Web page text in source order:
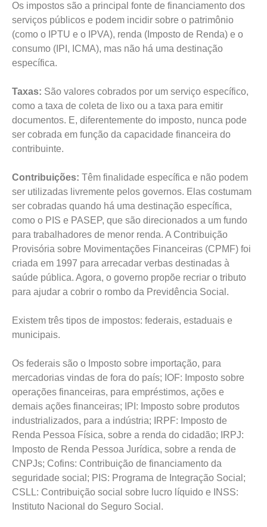
Os impostos são a principal fonte de financiamento dos
serviços públicos e podem incidir sobre o patrimônio
(como o IPTU e o IPVA), renda (Imposto de Renda) e o
consumo (IPI, ICMA), mas não há uma destinação
específica.
Taxas: São valores cobrados por um serviço específico,
como a taxa de coleta de lixo ou a taxa para emitir
documentos. E, diferentemente do imposto, nunca pode
ser cobrada em função da capacidade financeira do
contribuinte.
Contribuições: Têm finalidade específica e não podem
ser utilizadas livremente pelos governos. Elas costumam
ser cobradas quando há uma destinação específica,
como o PIS e PASEP, que são direcionados a um fundo
para trabalhadores de menor renda. A Contribuição
Provisória sobre Movimentações Financeiras (CPMF) foi
criada em 1997 para arrecadar verbas destinadas à
saúde pública. Agora, o governo propõe recriar o tributo
para ajudar a cobrir o rombo da Previdência Social.
Existem três tipos de impostos: federais, estaduais e
municipais.
Os federais são o Imposto sobre importação, para
mercadorias vindas de fora do país; IOF: Imposto sobre
operações financeiras, para empréstimos, ações e
demais ações financeiras; IPI: Imposto sobre produtos
industrializados, para a indústria; IRPF: Imposto de
Renda Pessoa Física, sobre a renda do cidadão; IRPJ:
Imposto de Renda Pessoa Jurídica, sobre a renda de
CNPJs; Cofins: Contribuição de financiamento da
seguridade social; PIS: Programa de Integração Social;
CSLL: Contribuição social sobre lucro líquido e INSS:
Instituto Nacional do Seguro Social.